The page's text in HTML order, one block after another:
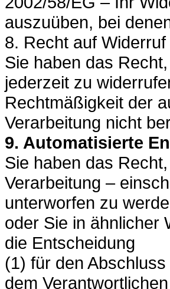
auszuüben, bei
8. Recht auf
Sie haben das
jederzeit zu
Rechtmäßigkeit der
Verarbeitung nicht
9. Automatisierte
Sie haben das
Verarbeitung –
unterworfen zu
oder Sie in ähnlicher
die Entscheidung
(1) für den
dem